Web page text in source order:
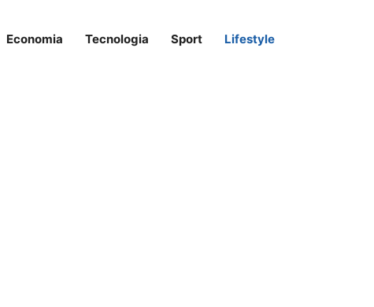
Economia Tecnologia Sport Lifestyle